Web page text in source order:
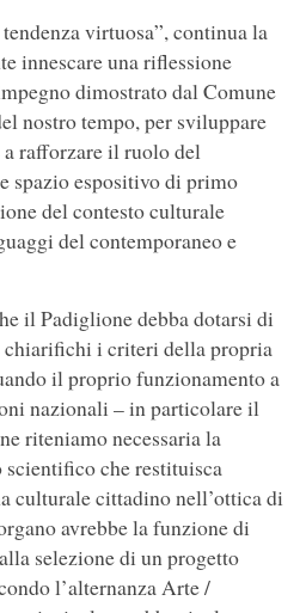
virtuosa”, continua la
innescare una riflessione
dimostrato dal Comune
nostro tempo, per sviluppare
rafforzare il ruolo del
spazio espositivo di primo
del contesto culturale
del contemporaneo e
il Padiglione debba dotarsi di
chiarifichi i criteri della propria
il proprio funzionamento a
nazionali – in particolare il
riteniamo necessaria la
che restituisca
culturale cittadino nell’ottica di
avrebbe la funzione di
selezione di un progetto
l’alternanza Arte /